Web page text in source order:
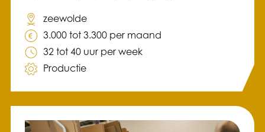
zeewolde
3.000 tot 3.300 per maand
32 tot 40 uur per week
Productie